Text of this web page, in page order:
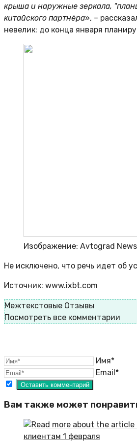
крыша и наружные зеркала,
китайского партнёра», –
невелик: до конца января
Изображение: Avtograd News
Не исключено, что речь идет об
Источник: www.ixbt.com
Межтекстовые Отзывы
Посмотреть все комментарии
Имя*
Email*
Вам также может